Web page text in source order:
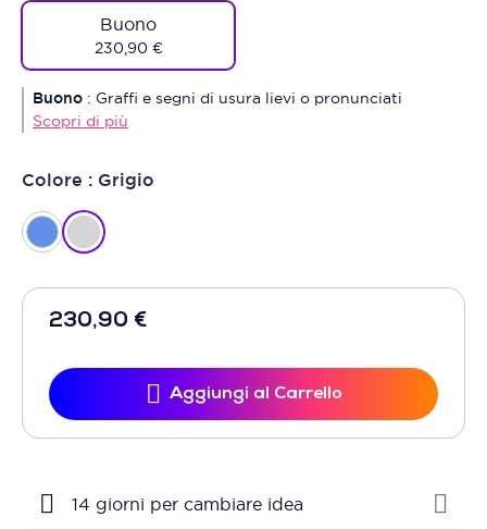
230,90 €
Aggiungi al Carrello
Buono
230,90 €
Buono : Graffi e segni di usura lievi o pronunciati
Scopri di più
Colore : Grigio
14 giorni per cambiare idea